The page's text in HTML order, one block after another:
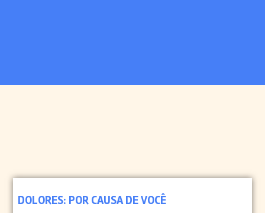
DOLORES: POR CAUSA DE VOCÊ